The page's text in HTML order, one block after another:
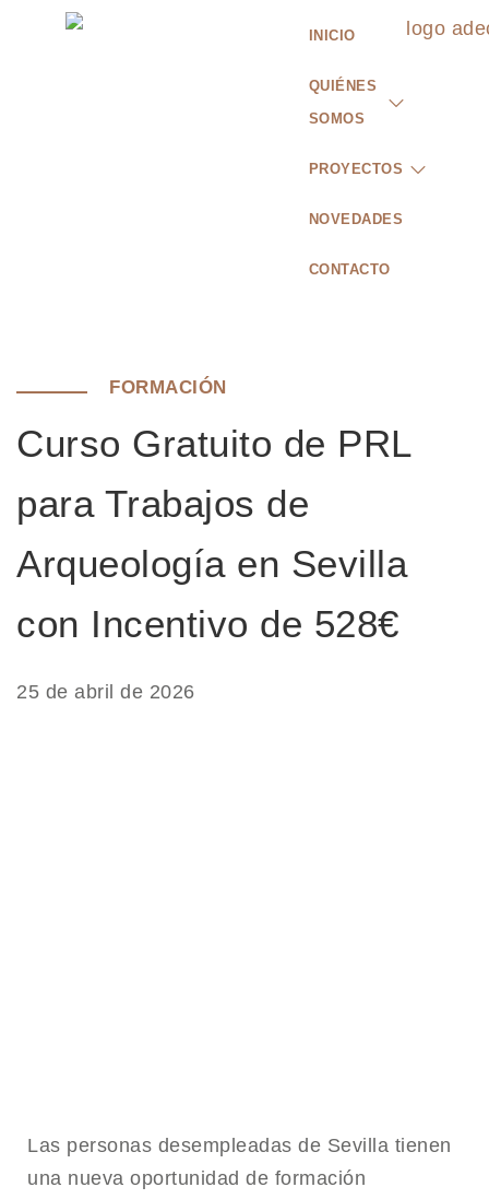
INICIO
QUIÉNES
SOMOS
PROYECTOS
NOVEDADES
CONTACTO
FORMACIÓN
Curso Gratuito de PRL
para Trabajos de
Arqueología en Sevilla
con Incentivo de 528€
25 de abril de 2026
Las personas desempleadas de Sevilla tienen
una nueva oportunidad de formación